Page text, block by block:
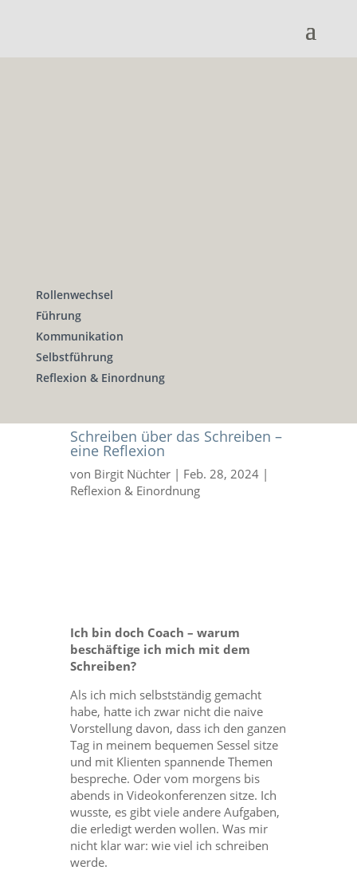
Rollenwechsel
Führung
Kommunikation
Selbstführung
Reflexion & Einordnung
Schreiben über das Schreiben –
eine Reflexion
von Birgit Nüchter| Feb. 28, 2024|
Reflexion & Einordnung
Ich bin doch Coach – warum
beschäftige ich mich mit dem
Schreiben?
Als ich mich selbstständig gemacht
habe, hatte ich zwar nicht die naive
Vorstellung davon, dass ich den ganzen
Tag in meinem bequemen Sessel sitze
und mit Klienten spannende Themen
bespreche. Oder vom morgens bis
abends in Videokonferenzen sitze. Ich
wusste, es gibt viele andere Aufgaben,
die erledigt werden wollen. Was mir
nicht klar war: wie viel ich schreiben
werde.